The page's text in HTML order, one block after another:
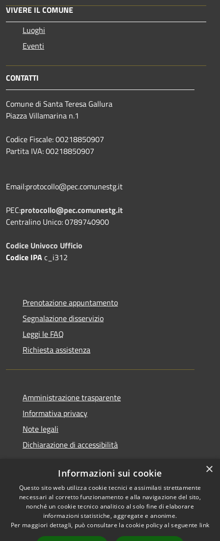
VIVERE IL COMUNE
Luoghi
Eventi
CONTATTI
Comune di Santa Teresa Gallura
Piazza Villamarina n.1
Codice Fiscale: 00218850907
Partita IVA: 00218850907
Email:protocollo@pec.comunestg.it
PEC:protocollo@pec.comunestg.it
Centralino Unico: 0789740900
Codice Univoco Ufficio
Codice IPAc_i312
Prenotazione appuntamento
Segnalazione disservizio
Leggi le FAQ
Richiesta assistenza
Amministrazione trasparente
Informativa privacy
Note legali
Dichiarazione di accessibilità
RSS
Accessibilità
Cookie
Copyright © 2026 • Comune di
Santa Teresa Gallura •
Powered byMunicipium
Accesso redazione
×
Informazioni sui cookie
Questo sito web utilizza cookie tecnici e assimilati strettamente
necessari al corretto funzionamento e alla navigazione del sito,
nonché un cookie tecnico analitico al solo fine di elaborare
informazioni statistiche, aggregate e anonime.
Per maggiori dettagli, può consultare la cookie policy al seguente link